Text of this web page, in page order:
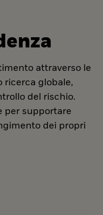
attraverso le
ricerca globale,
del rischio.
per supportare
dei propri